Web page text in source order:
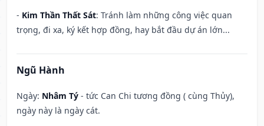
- Kim Thần Thất Sát: Tránh làm những công việc quan
trọng, đi xa, ký kết hợp đồng, hay bắt đầu dự án lớn...
Ngũ Hành
Ngày: Nhâm Tý - tức Can Chi tương đồng ( cùng Thủy),
ngày này là ngày cát.